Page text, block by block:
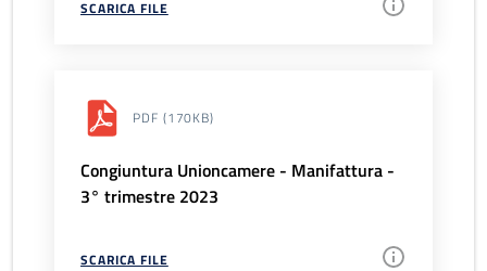
SCARICA FILE
PDF (170KB)
Congiuntura Unioncamere - Manifattura -
3° trimestre 2023
SCARICA FILE